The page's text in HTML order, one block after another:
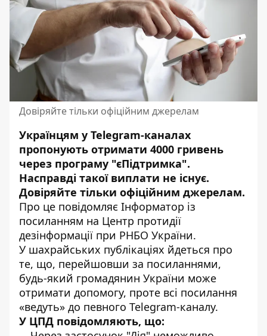
Довіряйте тільки офіційним джерелам
Українцям у Telegram-каналах
пропонують отримати 4000 гривень
через програму "єПідтримка".
Насправді такої виплати не існує.
Довіряйте тільки офіційним джерелам.
Про це повідомляє Інформатор із
посиланням на Центр протидії
дезінформації при РНБО України.
У шахрайських публікаціях йдеться про
те, що, перейшовши за посиланнями,
будь-який громадянин України може
отримати допомогу, проте всі посилання
«ведуть» до певного Telegram-каналу.
У ЦПД повідомляють, що: